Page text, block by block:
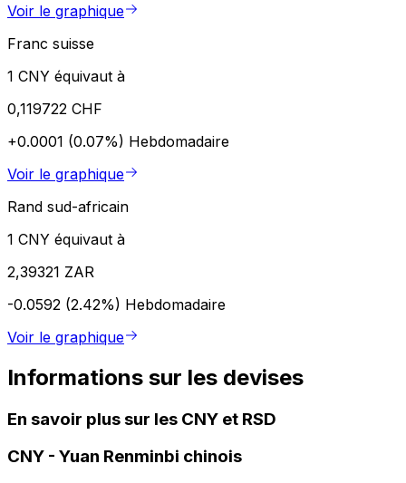
Voir le graphique
Franc suisse
1 CNY équivaut à
0,119722 CHF
+0.0001 (0.07%) Hebdomadaire
Voir le graphique
Rand sud-africain
1 CNY équivaut à
2,39321 ZAR
-0.0592 (2.42%) Hebdomadaire
Voir le graphique
Informations sur les devises
En savoir plus sur les CNY et RSD
CNY - Yuan Renminbi chinois